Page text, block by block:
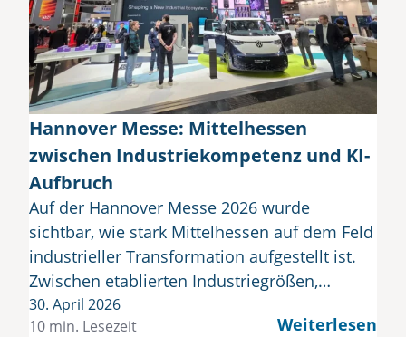
Hannover Messe: Mittelhessen
zwischen Industriekompetenz und KI-
Aufbruch
Auf der Hannover Messe 2026 wurde
sichtbar, wie stark Mittelhessen auf dem Feld
industrieller Transformation aufgestellt ist.
Zwischen etablierten Industriegrößen,…
30. April 2026
10 min. Lesezeit
Weiterlesen